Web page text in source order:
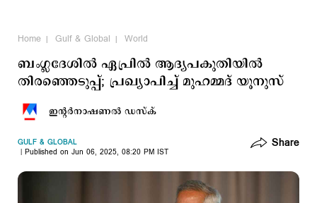
Home Gulf & Global World
ബംഗ്ലദേശില്‍ ഏപ്രില്‍ ആദ്യപകുതിയില്‍
തിരഞ്ഞെടുപ്പ്; പ്രഖ്യാപിച്ച് മുഹമ്മദ് യൂനുസ്
ഇന്‍റര്‍നാഷണല്‍ ഡസ്ക്
GULF & GLOBAL
Published on Jun 06, 2025, 08:20 PM IST
Share